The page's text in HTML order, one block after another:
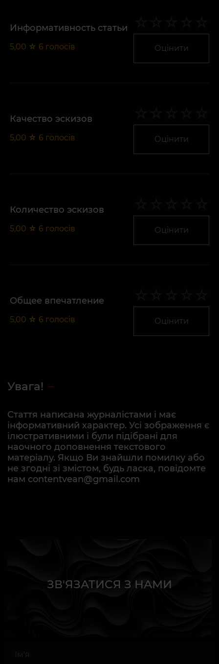
Информативность статьи
5,00 ☆ 6 голосів Оцінити
Качество эскизов
5,00 ☆ 6 голосів Оцінити
Количество эскизов
5,00 ☆ 6 голосів Оцінити
Общее впечатление
5,00 ☆ 6 голосів Оцінити
Увага!
Стаття написана журналістами і має
інформативний характер. Усі зображення є
ілюстративними і були підібрані для
наочного доповнення текстового
матеріалу. Якщо Ви знайшли помилку або
не згодні зі змістом, будь ласка, повідомте
нам contentvean@gmail.com
ЗВ'ЯЗАТИСЯ З НАМИ